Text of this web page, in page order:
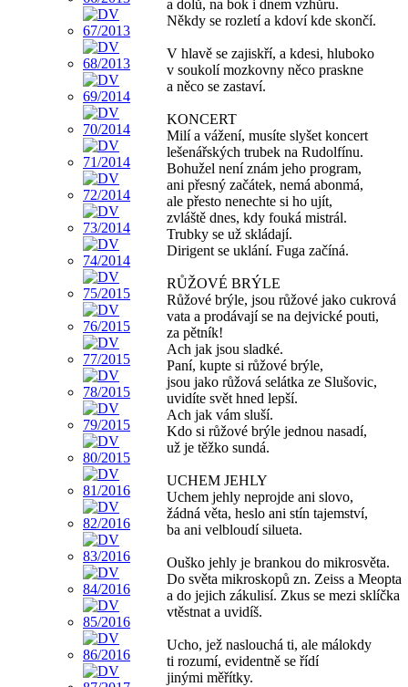
a dolů, na bok i dnem vzhůru.
Někdy se rozletí a kdoví kde skončí.
V hlavě se zajiskří, a kdesi, hluboko
v soukolí mozkovny něco praskne
a něco se zastaví.
KONCERT
Milí a vážení, musíte slyšet koncert
lešenářských trubek na Rudolfínu.
Bohužel není znám jeho program,
ani přesný začátek, nemá abonmá,
ale přesto nenechte si ho ujít,
zvláště dnes, kdy fouká mistrál.
Trubky se už skládají.
Dirigent se uklání. Fuga začíná.
RŮŽOVÉ BRÝLE
Růžové brýle, jsou růžové jako cukrová
vata a prodávají se na dejvické pouti,
za pětník!
Ach jak jsou sladké.
Paní, kupte si růžové brýle,
jsou jako růžová selátka ze Slušovic,
uvidíte svět hned lepší.
Ach jak vám sluší.
Kdo si růžové brýle jednou nasadí,
už je těžko sundá.
UCHEM JEHLY
Uchem jehly neprojde ani slovo,
žádná věta, heslo ani stín tajemství,
ba ani velbloudí silueta.
Ouško jehly je brankou do mikrosvěta.
Do světa mikroskopů zn. Zeiss a Meopta
a do jejich zákulisí. Zkus se mezi sklíčka
vtěstnat a uvidíš.
Ucho, jež naslouchá ti, ale málokdy
ti rozumí, evidentně se řídí
jinými měřítky.